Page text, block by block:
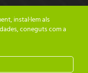
instal·lem als
coneguts com a